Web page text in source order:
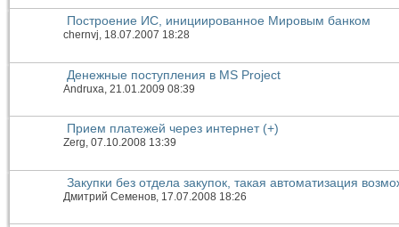
Построение ИС, инициированное Мировым банком
chernvj, 18.07.2007 18:28
Денежные поступления в MS Project
Andruxa , 21.01.2009 08:39
Прием платежей через интернет (+)
Zerg, 07.10.2008 13:39
Закупки без отдела закупок, такая автоматизация
Дмитрий Семенов , 17.07.2008 18:26